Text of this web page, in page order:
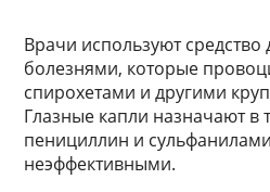
Врачи используют средство
болезнями, которые
спирохетами и другими
Глазные капли назначают в
пенициллин и
неэффективными.